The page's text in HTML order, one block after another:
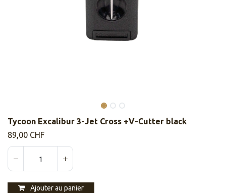
Tycoon Excalibur 3-Jet Cross +V-Cutter black
89,00 CHF
Ajouter au panier